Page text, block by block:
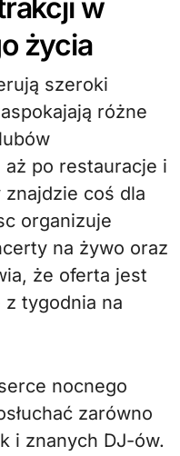
w
życia
szeroki
różne
po restauracje i
znajdzie coś dla
organizuje
na żywo oraz
że oferta jest
tygodnia na
nocnego
zarówno
i znanych DJ-ów.